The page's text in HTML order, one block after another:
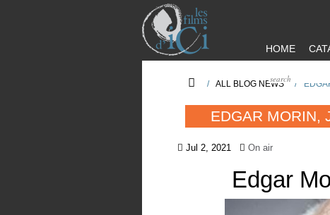
HOME
/ ALL BLOG NEWS /
EDGAR MORIN,
Jul 2, 2021 On air
Edgar